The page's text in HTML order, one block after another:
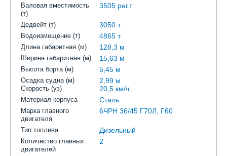
Валовая вместимость
(т)
3505 рег.т
Дедвейт (т) 3050 т
Водоизмещение (т) 4865 т
Длина габаритная (м) 128,3 м
Ширина габаритная (м) 15,63 м
Высота борта (м) 5,45 м
Осадка судна (м) 2,99 м
Скорость (уз) 20,5 км/ч
Материал корпуса Сталь
Марка главного
двигателя
6ЧРН 36/45 Г70Л, Г60
Тип топлива Дизельный
Количество главных
двигателей
2